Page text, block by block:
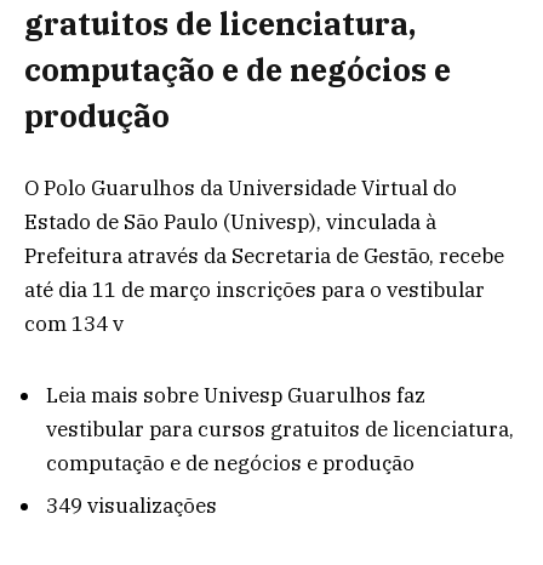
gratuitos de licenciatura,
computação e de negócios e
produção
O Polo Guarulhos da Universidade Virtual do
Estado de São Paulo (Univesp), vinculada à
Prefeitura através da Secretaria de Gestão, recebe
até dia 11 de março inscrições para o vestibular
com 134 v
Leia mais sobre Univesp Guarulhos faz
vestibular para cursos gratuitos de licenciatura,
computação e de negócios e produção
349 visualizações